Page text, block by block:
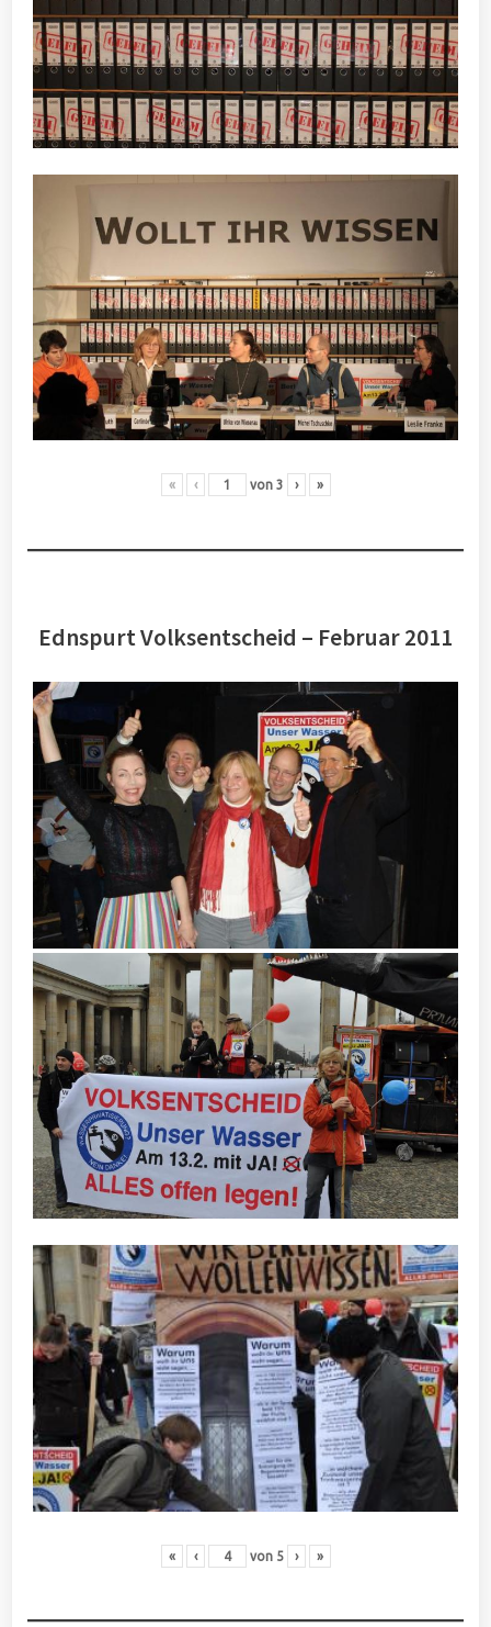
« ‹ von 3 › »
Ednspurt Volksentscheid – Februar 2011
« ‹ von 5 › »